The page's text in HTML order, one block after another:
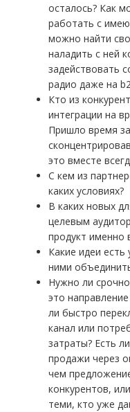
осталось? Как
работать с
можно найти
наладить с ней
задействовать
радио даже на
Кто из
интеграции на
Пришло время
это вместе
С кем из
каких условиях?
В каких новых
целевым
продукт именно
Какие идеи
ними
Нужно ли
это
ли быстро
канал или
затраты? Есть
продажи через
чем
конкурентов,
теми, кто уже